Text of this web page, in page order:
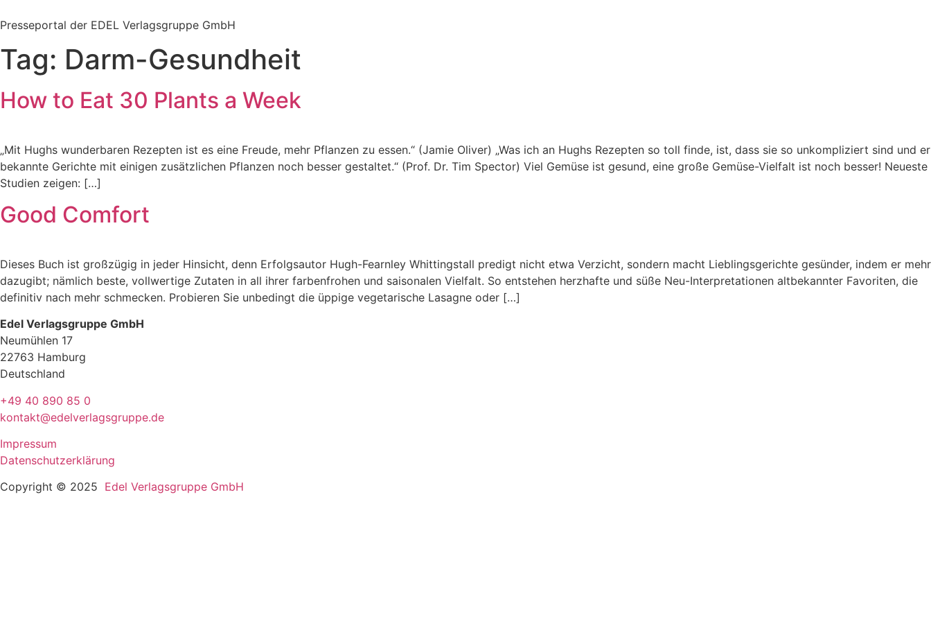
Inhalt
Presseportal der EDEL Verlagsgruppe GmbH
Tag: Darm-Gesundheit
How to Eat 30 Plants a Week
„Mit Hughs wunderbaren Rezepten ist es eine Freude, mehr Pflanzen zu essen.“ (Jamie Oliver) „Was ich an Hughs Rezepten so toll finde, ist, dass sie so unkompliziert sind und er
bekannte Gerichte mit einigen zusätzlichen Pflanzen noch besser gestaltet.“ (Prof. Dr. Tim Spector) Viel Gemüse ist gesund, eine große Gemüse-Vielfalt ist noch besser! Neueste
Studien zeigen: […]
Good Comfort
Dieses Buch ist großzügig in jeder Hinsicht, denn Erfolgsautor Hugh-Fearnley Whittingstall predigt nicht etwa Verzicht, sondern macht Lieblingsgerichte gesünder, indem er mehr
dazugibt; nämlich beste, vollwertige Zutaten in all ihrer farbenfrohen und saisonalen Vielfalt. So entstehen herzhafte und süße Neu-Interpretationen altbekannter Favoriten, die
definitiv nach mehr schmecken. Probieren Sie unbedingt die üppige vegetarische Lasagne oder […]
Edel Verlagsgruppe GmbH
Neumühlen 17
22763 Hamburg
Deutschland
+49 40 890 85 0
kontakt@edelverlagsgruppe.de
Impressum
Datenschutzerklärung
Copyright © 2025 Edel Verlagsgruppe GmbH